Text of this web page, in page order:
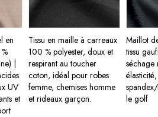
en
|
UV
et
Tissu en maille à carreaux
100 % polyester, doux et
respirant au toucher
coton, idéal pour robes
femme, chemises homme
et rideaux garçon.
Maillot
tissu
séchage
le golf